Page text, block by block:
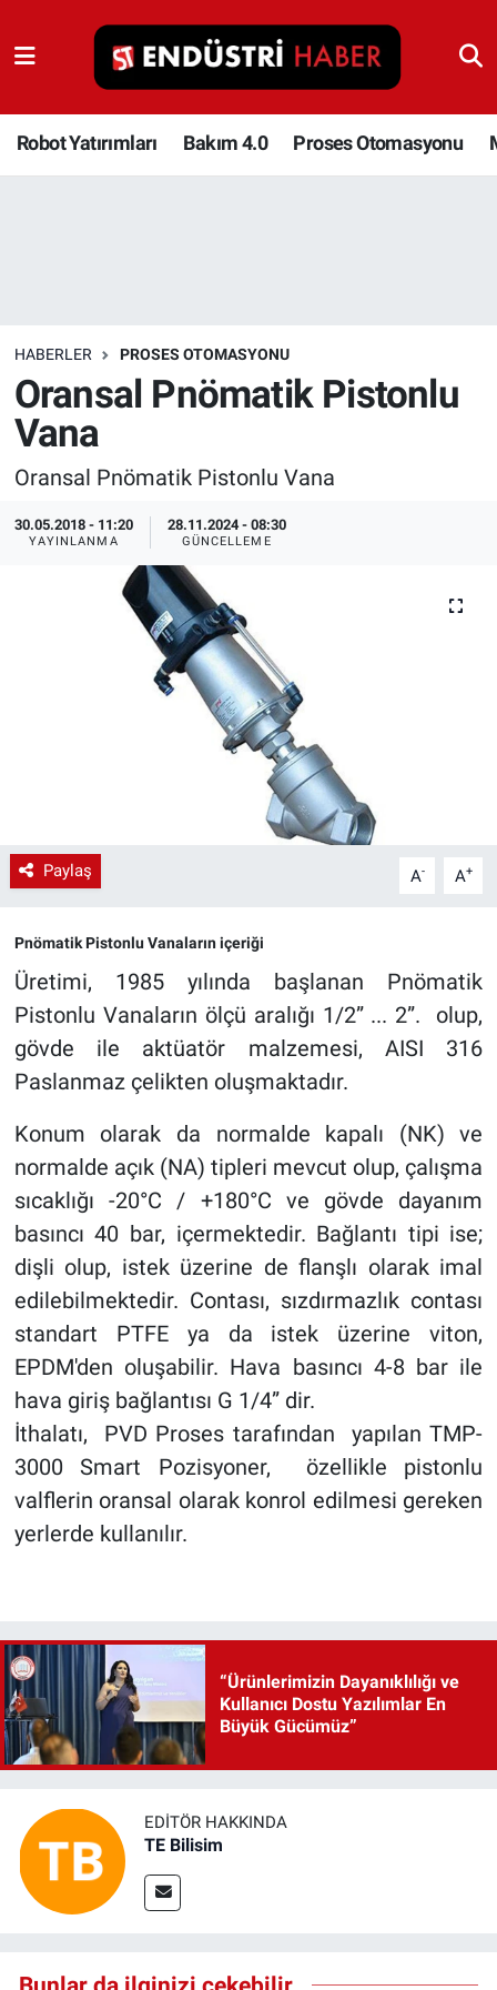
Robot Yatırımları Bakım 4.0 Proses Otomasyonu
HABERLER PROSES OTOMASYONU
Oransal Pnömatik Pistonlu
Vana
Oransal Pnömatik Pistonlu Vana
30.05.2018 - 11:20
YAYINLANMA
28.11.2024 - 08:30
GÜNCELLEME
Paylaş A- A+
Pnömatik Pistonlu Vanaların içeriği
Üretimi, 1985 yılında başlanan Pnömatik
Pistonlu Vanaların ölçü aralığı 1/2” ... 2”. olup,
gövde ile aktüatör malzemesi, AISI 316
Paslanmaz çelikten oluşmaktadır.
Konum olarak da normalde kapalı (NK) ve
normalde açık (NA) tipleri mevcut olup, çalışma
sıcaklığı -20°C / +180°C ve gövde dayanım
basıncı 40 bar, içermektedir. Bağlantı tipi ise;
dişli olup, istek üzerine de flanşlı olarak imal
edilebilmektedir. Contası, sızdırmazlık contası
standart PTFE ya da istek üzerine viton,
EPDM'den oluşabilir. Hava basıncı 4-8 bar ile
hava giriş bağlantısı G 1/4” dir.
İthalatı, PVD Proses tarafından yapılan TMP-
3000 Smart Pozisyoner, özellikle pistonlu
valflerin oransal olarak konrol edilmesi gereken
yerlerde kullanılır.
“Ürünlerimizin Dayanıklılığı ve
Kullanıcı Dostu Yazılımlar En
Büyük Gücümüz”
EDITÖR HAKKINDA
TE Bilisim
Bunlar da ilginizi çekebilir
Robot Yatırımları
Bakım 4.0
Depolama Çözümleri
İnşaat ve Malzeme
HaberOrtak
EndüstriST
Enerjisini Üreten Fabrikalar
Endüstri 4.0 Uygulamaları
Ağır Sanayi Çözümleri